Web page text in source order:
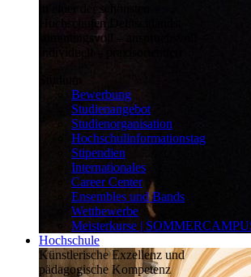
in einer der schönsten
Hochschulen Deutschlands:
stimmungsvoll – anspruchsvoll –
individuell – praxisorientiert
Bewerbung
Studienangebot
Studienorganisation
Hochschulinformationstag
Stipendien
Internationales
Career Center
Ensembles und Bands
Wettbewerbe
Meisterkurse |
Hochschule
Künstlerische Exzellenz und
pädagogische Kompetenz